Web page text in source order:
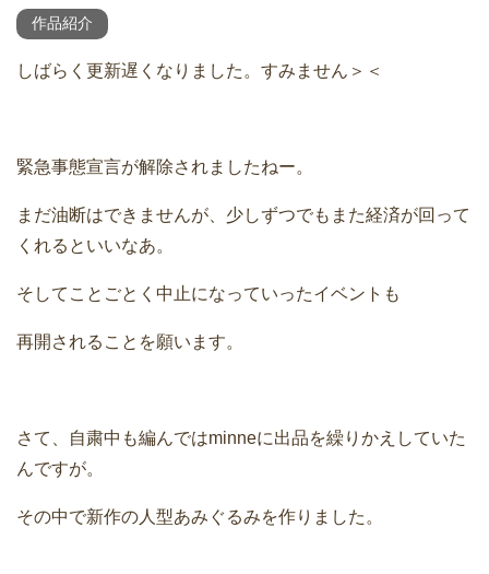
作品紹介
しばらく更新遅くなりました。すみません＞＜
緊急事態宣言が解除されましたねー。
まだ油断はできませんが、少しずつでもまた経済が回って
くれるといいなあ。
そしてことごとく中止になっていったイベントも
再開されることを願います。
さて、自粛中も編んではminneに出品を繰りかえしていた
んですが。
その中で新作の人型あみぐるみを作りました。